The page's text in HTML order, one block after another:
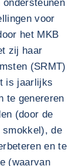
voor
het MKB
zij haar
(SRMT)
is jaarlijks
te genereren
(door de
smokkel), de
en te
(waarvan